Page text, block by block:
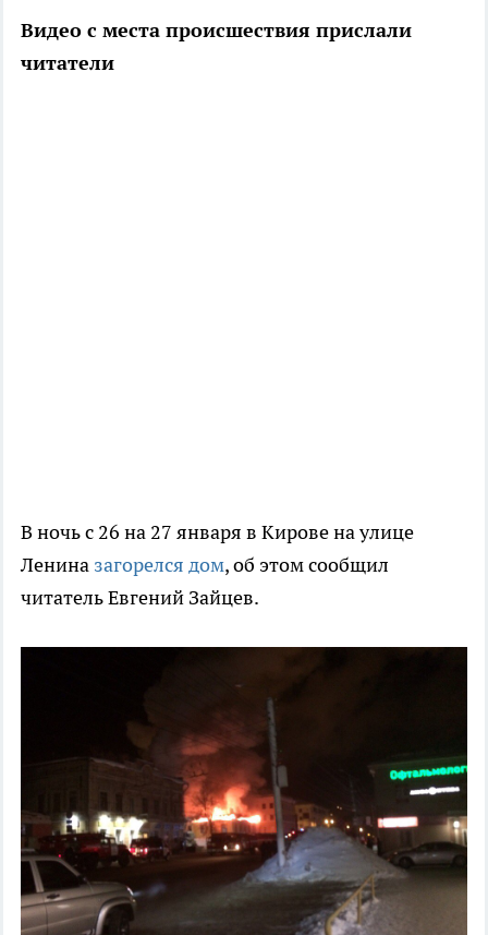
Видео с места происшествия прислали
читатели
В ночь с 26 на 27 января в Кирове на улице
Ленина загорелся дом, об этом сообщил
читатель Евгений Зайцев.